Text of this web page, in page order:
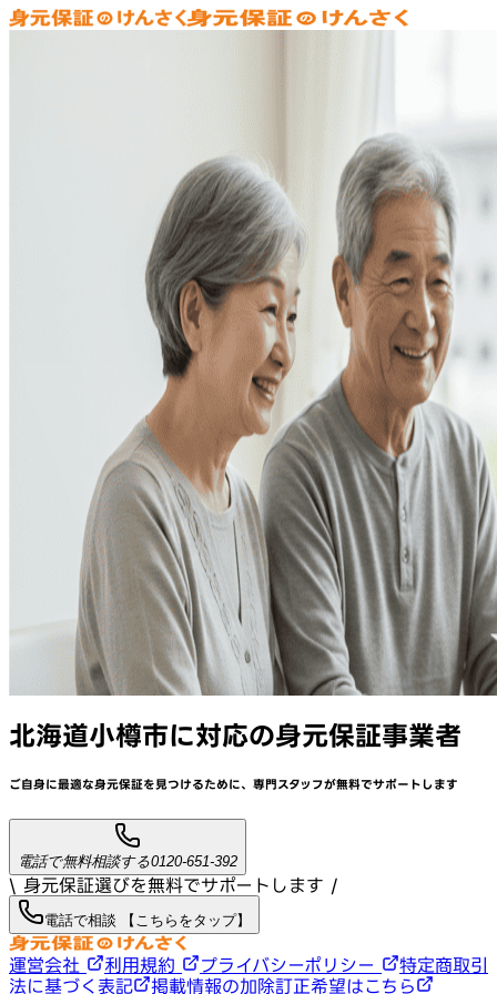
北海道小樽市に対応の身元保証事業者
ご自身に最適な身元保証を見つけるために、 専門スタッフが無料でサポートします
電話で無料相談する0120-651-392
\ 身元保証選びを無料でサポートします /
電話で相談 【こちらをタップ】
運営会社 利用規約 プライバシーポリシー
特定商取引
法に基づく表記
掲載情報の加除訂正希望はこちら